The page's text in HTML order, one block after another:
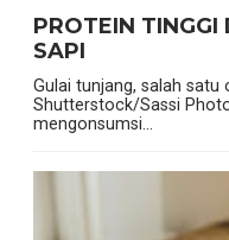
PROTEIN
SAPI
Gulai tunjang, salah satu
Shutterstock/Sassi
mengonsumsi...